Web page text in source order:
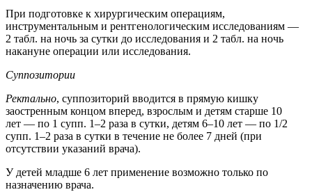
При подготовке к хирургическим операциям,
инструментальным и рентгенологическим исследованиям —
2 табл. на ночь за сутки до исследования и 2 табл. на ночь
накануне операции или исследования.
Суппозитории
Ректально, суппозиторий вводится в прямую кишку
заостренным концом вперед, взрослым и детям старше 10
лет — по 1 супп. 1–2 раза в сутки, детям 6–10 лет — по 1/2
супп. 1–2 раза в сутки в течение не более 7 дней (при
отсутствии указаний врача).
У детей младше 6 лет применение возможно только по
назначению врача.